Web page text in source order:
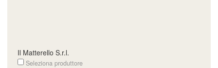
Il Matterello S.r.l.
Seleziona produttore